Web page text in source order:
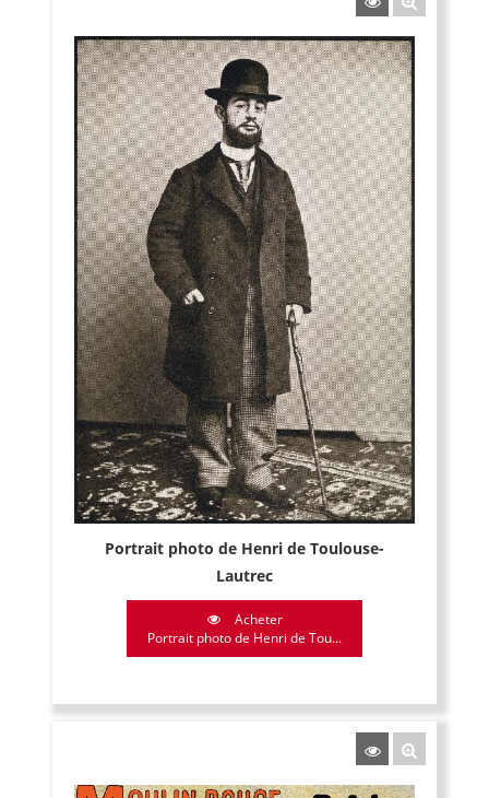
Portrait photo de Henri de Toulouse-
Lautrec
Acheter
Portrait photo de Henri de Tou...